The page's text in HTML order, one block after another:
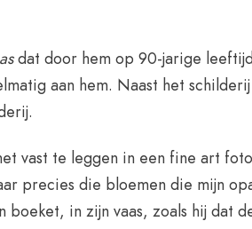
dat door hem op 90-jarige
aan hem. Naast het schilderij
vast te leggen in een fine art
precies die bloemen die mijn
in zijn vaas, zoals hij dat